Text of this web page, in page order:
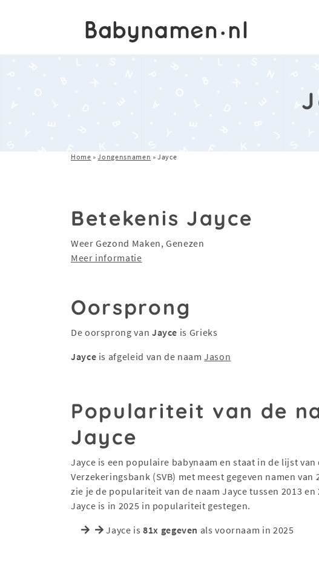
Home »Jongensnamen »Jayce
Betekenis Jayce
Weer Gezond Maken, Genezen
Meer informatie
Oorsprong
De oorsprong van Jayce is Grieks
Jayce is afgeleid van de naamJason
Populariteit van de
Jayce
Jayce is een populaire babynaam en staat in de lijst van
Verzekeringsbank (SVB) met meest gegeven namen van
zie je de populariteit van de naam Jayce tussen 2013 en
Jayce is in 2025 in populariteit gestegen.
Jayce is81x gegeven als voornaam in 2025